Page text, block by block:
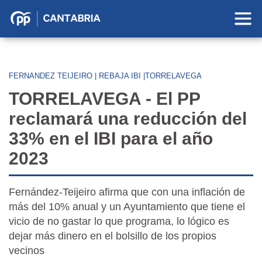
Partido
Cantabria
FERNANDEZ TEIJEIRO | REBAJA IBI |TORRELAVEGA
TORRELAVEGA - El PP
reclamará una reducción del
33% en el IBI para el año
2023
Fernández-Teijeiro afirma que con una inflación de
más del 10% anual y un Ayuntamiento que tiene el
vicio de no gastar lo que programa, lo lógico es
dejar más dinero en el bolsillo de los propios
vecinos